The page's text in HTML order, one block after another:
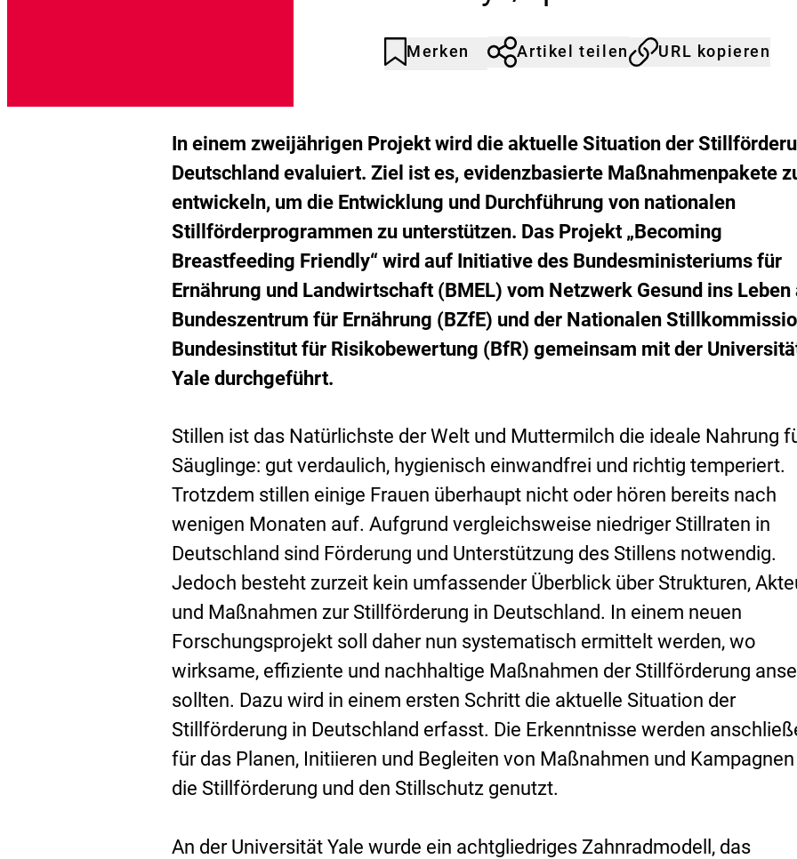
o
w
e
r
u
n
Merken
Artikel
Durch
hinzufügen.
Artikel teilen URL kopieren
In einem zweijährigen Projekt wird die aktuelle Situation der
Deutschland evaluiert. Ziel ist es, evidenzbasierte Maßnahmenpakete
entwickeln, um die Entwicklung und Durchführung von nationalen
Stillförderprogrammen zu unterstützen. Das Projekt „Becoming
Breastfeeding Friendly“ wird auf Initiative des Bundesministeriums für
Ernährung und Landwirtschaft (BMEL) vom Netzwerk Gesund ins Leben
Bundeszentrum für Ernährung (BZfE) und der Nationalen
Bundesinstitut für Risikobewertung (BfR) gemeinsam mit der
Yale durchgeführt.
Stillen ist das Natürlichste der Welt und Muttermilch die ideale Nahrung
Säuglinge: gut verdaulich, hygienisch einwandfrei und richtig temperiert.
Trotzdem stillen einige Frauen überhaupt nicht oder hören bereits nach
wenigen Monaten auf. Aufgrund vergleichsweise niedriger Stillraten in
Deutschland sind Förderung und Unterstützung des Stillens notwendig.
Jedoch besteht zurzeit kein umfassender Überblick über Strukturen,
und Maßnahmen zur Stillförderung in Deutschland. In einem neuen
Forschungsprojekt soll daher nun systematisch ermittelt werden, wo
wirksame, effiziente und nachhaltige Maßnahmen der Stillförderung
sollten. Dazu wird in einem ersten Schritt die aktuelle Situation der
Stillförderung in Deutschland erfasst. Die Erkenntnisse werden
für das Planen, Initiieren und Begleiten von Maßnahmen und
die Stillförderung und den Stillschutz genutzt.
An der UniversitätYalewurde ein achtgliedriges Zahnradmodell, das